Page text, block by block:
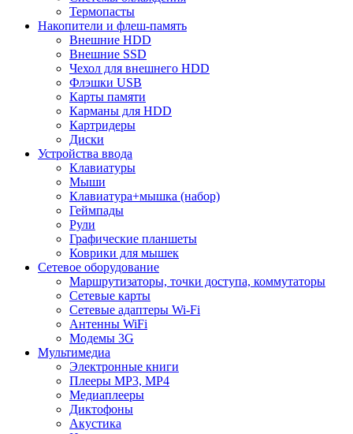
Термопасты
Накопители и флеш-память
Внешние HDD
Внешние SSD
Чехол для внешнего HDD
Флэшки USB
Карты памяти
Карманы для HDD
Картридеры
Диски
Устройства ввода
Клавиатуры
Мыши
Клавиатура+мышка (набор)
Геймпады
Рули
Графические планшеты
Коврики для мышек
Сетевое оборудование
Маршрутизаторы, точки доступа, коммутаторы
Сетевые карты
Сетевые адаптеры Wi-Fi
Антенны WiFi
Модемы 3G
Мультимедиа
Электронные книги
Плееры MP3, MP4
Медиаплееры
Диктофоны
Акустика